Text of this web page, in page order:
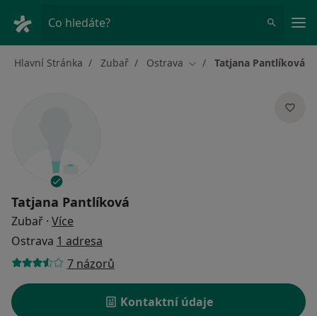
Co hledáte?
Hlavní Stránka Zubař Ostrava Změna města
Tatjana Pantlíková
Tatjana Pantlíková
Zubař · Více
Ostrava 1 adresa
7 názorů
Kontaktní údaje